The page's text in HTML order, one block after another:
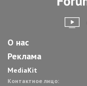
О нас
Реклама
MediaKit
Контактное лицо: